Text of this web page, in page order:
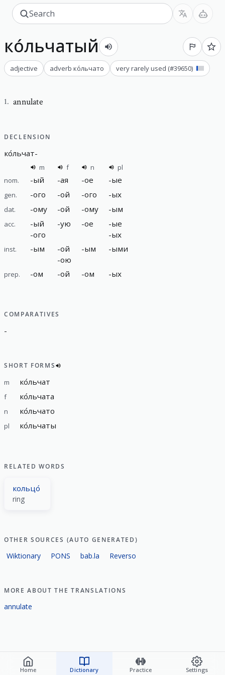
Home Dictionary Practice Settings
ко́льчатый
adjective adverb ко́льчато very rarely used (#39650)
1. annulate
DECLENSION
ко́льчат-
m f n
pl
nom.
-ый -ая -ое -ые
gen. -ого -ой -ого -ых
dat. -ому -ой -ому -ым
acc. -ый
-ого
-ую -ое -ые
-ых
inst. -ым -ой
-ою
-ым -ыми
prep. -ом -ой -ом -ых
COMPARATIVES
-
SHORT FORMS
m ко́льчат
f ко́льчата
n ко́льчато
pl ко́льчаты
RELATED WORDS
кольцо́
ring
OTHER SOURCES (AUTO GENERATED)
Wiktionary PONS bab.la Reverso
MORE ABOUT THE TRANSLATIONS
annulate